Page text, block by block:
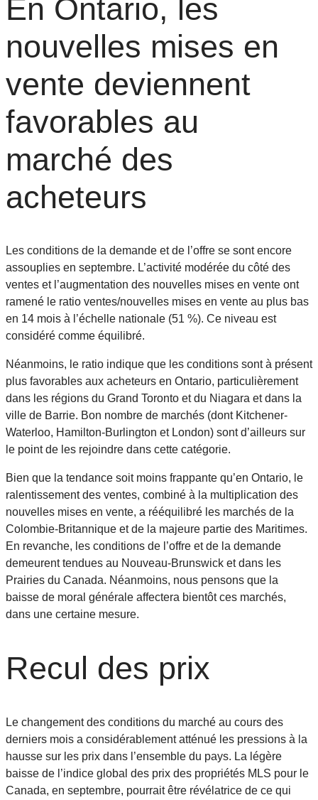
En Ontario, les
nouvelles mises en
vente deviennent
favorables au
marché des
acheteurs
Les conditions de la demande et de l’offre se sont encore
assouplies en septembre. L’activité modérée du côté des
ventes et l’augmentation des nouvelles mises en vente ont
ramené le ratio ventes/nouvelles mises en vente au plus bas
en 14 mois à l’échelle nationale (51 %). Ce niveau est
considéré comme équilibré.
Néanmoins, le ratio indique que les conditions sont à présent
plus favorables aux acheteurs en Ontario, particulièrement
dans les régions du Grand Toronto et du Niagara et dans la
ville de Barrie. Bon nombre de marchés (dont Kitchener-
Waterloo, Hamilton-Burlington et London) sont d’ailleurs sur
le point de les rejoindre dans cette catégorie.
Bien que la tendance soit moins frappante qu’en Ontario, le
ralentissement des ventes, combiné à la multiplication des
nouvelles mises en vente, a rééquilibré les marchés de la
Colombie-Britannique et de la majeure partie des Maritimes.
En revanche, les conditions de l’offre et de la demande
demeurent tendues au Nouveau-Brunswick et dans les
Prairies du Canada. Néanmoins, nous pensons que la
baisse de moral générale affectera bientôt ces marchés,
dans une certaine mesure.
Recul des prix
Le changement des conditions du marché au cours des
derniers mois a considérablement atténué les pressions à la
hausse sur les prix dans l’ensemble du pays. La légère
baisse de l’indice global des prix des propriétés MLS pour le
Canada, en septembre, pourrait être révélatrice de ce qui